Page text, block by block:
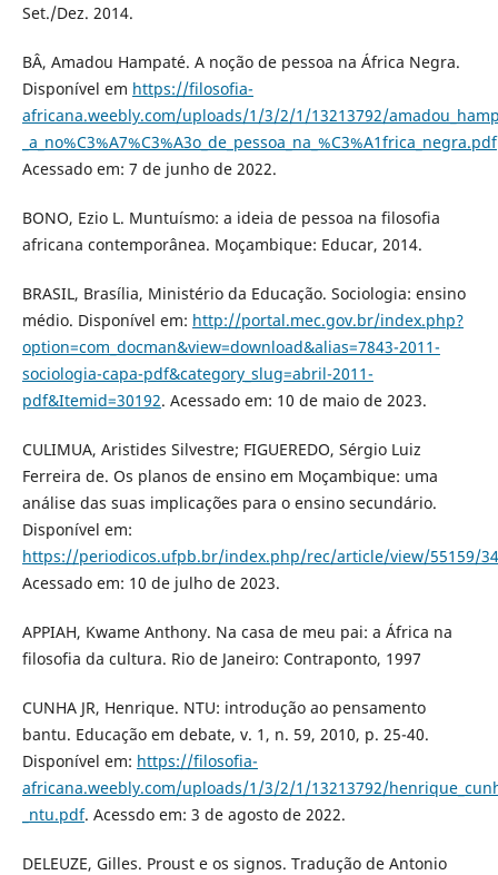
Set./Dez. 2014.
BÂ, Amadou Hampaté. A noção de pessoa na África Negra.
Disponível em https://filosofia-
africana.weebly.com/uploads/1/3/2/1/13213792/
_a_no%C3%A7%C3%A3o_de_pessoa_na_%C3%A1frica_negra.pdf
Acessado em: 7 de junho de 2022.
BONO, Ezio L. Muntuísmo: a ideia de pessoa na filosofia
africana contemporânea. Moçambique: Educar, 2014.
BRASIL, Brasília, Ministério da Educação. Sociologia: ensino
médio. Disponível em: http://portal.mec.gov.br/index.php?
option=com_docman&view=download&alias=7843-2011-
sociologia-capa-pdf&category_slug=abril-2011-
pdf&Itemid=30192. Acessado em: 10 de maio de 2023.
CULIMUA, Aristides Silvestre; FIGUEREDO, Sérgio Luiz
Ferreira de. Os planos de ensino em Moçambique: uma
análise das suas implicações para o ensino secundário.
Disponível em:
https://periodicos.ufpb.br/index.php/rec/article/view/55159/
Acessado em: 10 de julho de 2023.
APPIAH, Kwame Anthony. Na casa de meu pai: a África na
filosofia da cultura. Rio de Janeiro: Contraponto, 1997
CUNHA JR, Henrique. NTU: introdução ao pensamento
bantu. Educação em debate, v. 1, n. 59, 2010, p. 25-40.
Disponível em: https://filosofia-
africana.weebly.com/uploads/1/3/2/1/13213792/
_ntu.pdf. Acessdo em: 3 de agosto de 2022.
DELEUZE, Gilles. Proust e os signos. Tradução de Antonio